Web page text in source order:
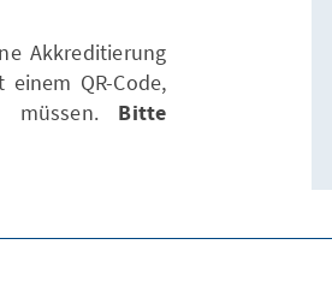
Akkreditierung
QR-Code,
müssen. Bitte